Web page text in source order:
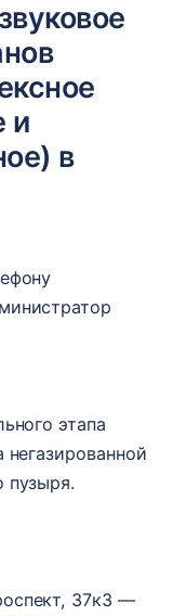
и
в
этапа
пузыря.
37к3 —